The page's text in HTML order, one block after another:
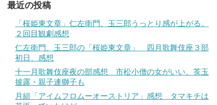
最近の投稿
「桜姫東文章」仁左衛門、玉三郎うっとり感が上がる。
２回目観劇感想
仁左衛門、玉三郎の「桜姫東文章」 四月歌舞伎座３部
初日、感想
十一月歌舞伎座夜の部感想 市松小僧の女がいい。莟玉
披露・親子連獅子も
月組「アイムフロムーオーストリア」感想 タマキチは